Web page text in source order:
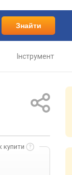
Знайти
Інструмент
купити